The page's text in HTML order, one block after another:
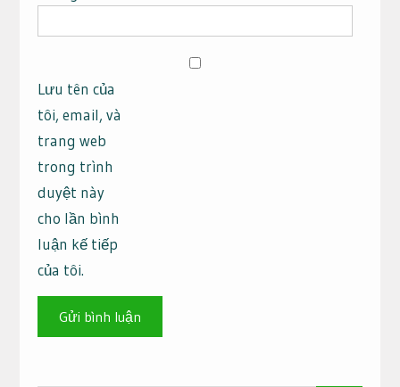
Lưu tên của
tôi, email, và
trang web
trong trình
duyệt này
cho lần bình
luận kế tiếp
của tôi.